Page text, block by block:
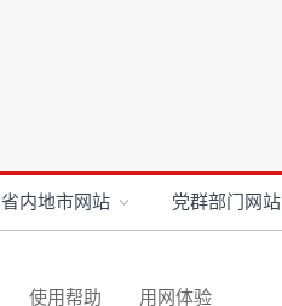
省内地市网站 党群部门网站
使用帮助 用网体验